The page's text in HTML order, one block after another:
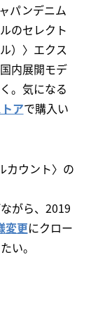
パンデニム
のセレクト
）〉エクス
内展開モデ
。気になる
アで購入い
カウント〉の
がら、2019
変更にクロー
い。